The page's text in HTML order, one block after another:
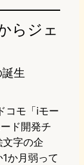
らジェ
生
コモ「iモー
ド開発チ
字の企
か月弱って